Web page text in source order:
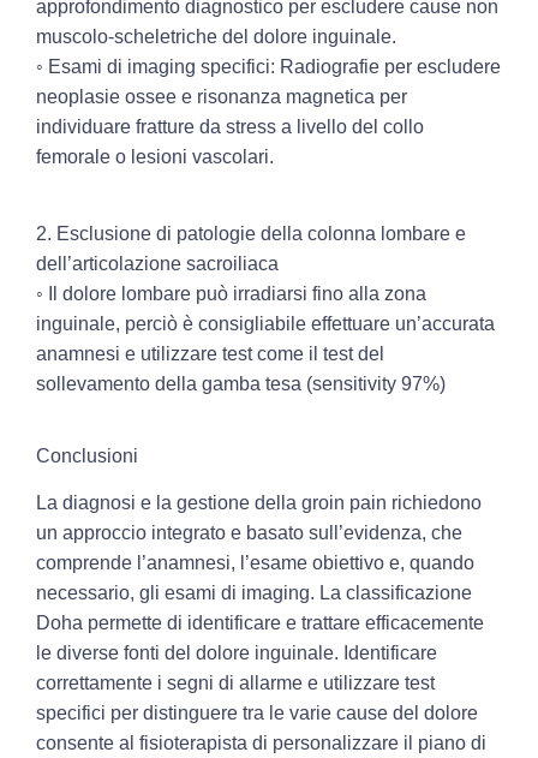
approfondimento diagnostico per escludere cause non
muscolo-scheletriche del dolore inguinale.
◦ Esami di imaging specifici: Radiografie per escludere
neoplasie ossee e risonanza magnetica per
individuare fratture da stress a livello del collo
femorale o lesioni vascolari.
2. Esclusione di patologie della colonna lombare e
dell’articolazione sacroiliaca
◦ Il dolore lombare può irradiarsi fino alla zona
inguinale, perciò è consigliabile effettuare un’accurata
anamnesi e utilizzare test come il test del
sollevamento della gamba tesa (sensitivity 97%)
Conclusioni
La diagnosi e la gestione della groin pain richiedono
un approccio integrato e basato sull’evidenza, che
comprende l’anamnesi, l’esame obiettivo e, quando
necessario, gli esami di imaging. La classificazione
Doha permette di identificare e trattare efficacemente
le diverse fonti del dolore inguinale. Identificare
correttamente i segni di allarme e utilizzare test
specifici per distinguere tra le varie cause del dolore
consente al fisioterapista di personalizzare il piano di